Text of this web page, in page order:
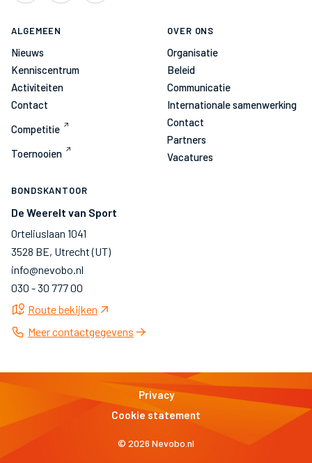
ALGEMEEN
Nieuws
Kenniscentrum
Activiteiten
Contact
Competitie
Toernooien
OVER ONS
Organisatie
Beleid
Communicatie
Internationale samenwerking
Contact
Partners
Vacatures
BONDSKANTOOR
De Weerelt van Sport
Orteliuslaan 1041
3528 BE, Utrecht (UT)
info@nevobo.nl
030 - 30 777 00
Route bekijken
Meer contactgegevens
© 2026 Nevobo.nl
Privacy
Cookie statement